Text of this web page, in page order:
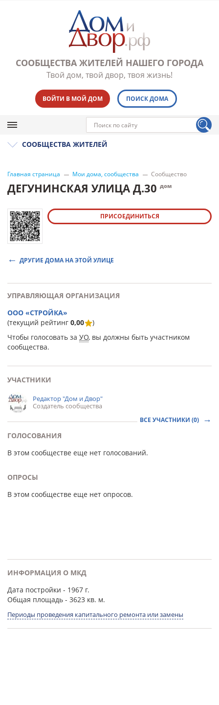
СООБЩЕСТВА ЖИТЕЛЕЙ НАШЕГО ГОРОДА
Твой дом, твой двор, твоя жизнь!
ВОЙТИ В МОЙ ДОМ ПОИСК ДОМА
СООБЩЕСТВА ЖИТЕЛЕЙ
Главная страница Мои дома, сообщества Сообщество
ДЕГУНИНСКАЯ УЛИЦА Д.30 дом
ПРИСОЕДИНИТЬСЯ
ДРУГИЕ ДОМА НА ЭТОЙ УЛИЦЕ
УПРАВЛЯЮЩАЯ ОРГАНИЗАЦИЯ
ООО «СТРОЙКА»
(текущий рейтинг 0,00
)
Чтобы голосовать за УО, вы должны быть участником
сообщества.
УЧАСТНИКИ
Редактор "Дом и Двор"
Создатель сообщества
ВСЕ УЧАСТНИКИ (0)
ГОЛОСОВАНИЯ
В этом сообществе еще нет голосований.
ОПРОСЫ
В этом сообществе еще нет опросов.
ИНФОРМАЦИЯ О МКД
Дата постройки - 1967 г.
Общая площадь - 3623 кв. м.
Периоды проведения капитального ремонта или замены